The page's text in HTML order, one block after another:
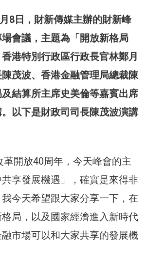
8日，財新傳媒主辦的財新峰
會議，主題為「開放新格局
港特別行政區行政長官林鄭月
茂波、香港金融管理局總裁陳
結算所主席史美倫等嘉賓出席
以下是財政司司長陳茂波演講
革開放40周年，今天峰會的主
享發展機遇」，確實是來得非
今天希望跟大家分享一下，在
局，以及國家經濟進入新時代
市場可以和大家共享的發展機